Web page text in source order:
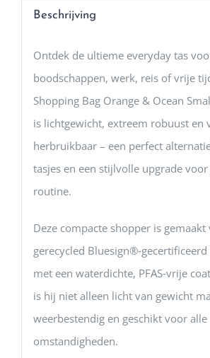
Beschrijving
Ontdek de ultieme everyday tas
boodschappen, werk, reis of vrije
Shopping Bag Orange & Ocean
is lichtgewicht, extreem robuust en
herbruikbaar – een perfect
tasjes en een stijlvolle upgrade
routine.
Deze compacte shopper is gemaakt
gerecycled
met een waterdichte, PFAS‑vrije
is hij niet alleen licht van gewicht
weerbestendig en geschikt voor alle
omstandigheden.